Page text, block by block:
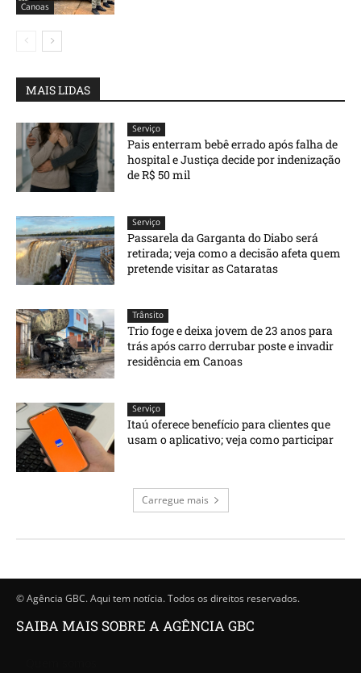
Canoas
MAIS LIDAS
Serviço
Pais enterram bebê errado após falha de
hospital e Justiça decide por indenização
de R$ 50 mil
Serviço
Passarela da Garganta do Diabo será
retirada; veja como a decisão afeta quem
pretende visitar as Cataratas
Trânsito
Trio foge e deixa jovem de 23 anos para
trás após carro derrubar poste e invadir
residência em Canoas
Serviço
Itaú oferece benefício para clientes que
usam o aplicativo; veja como participar
Carregue mais
© Agência GBC. Aqui tem notícia. Todos os direitos reservados.
SAIBA MAIS SOBRE A AGÊNCIA GBC